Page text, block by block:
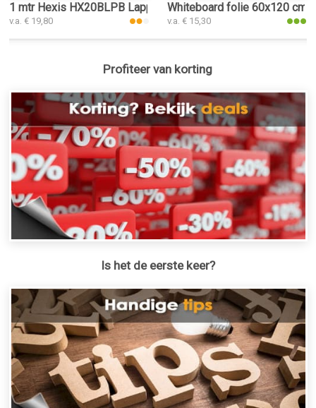
1 mtr Hexis HX20BLPB Lapp Sparkle White Gloss
v.a. € 19,80
Whiteboard folie 60x120 cm
v.a. € 15,30
Profiteer van korting
Is het de eerste keer?